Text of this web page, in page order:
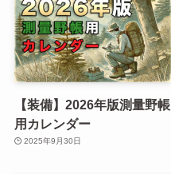
【装備】2026年版測量野帳
用カレンダー
2025年9月30日